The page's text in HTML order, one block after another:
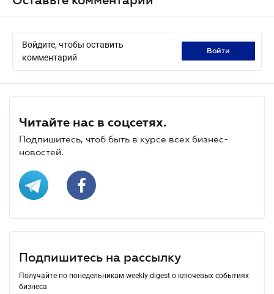
Войдите, чтобы оставить
комментарий
войти
Читайте нас в соцсетях.
Подпишитесь, чтоб быть в курсе всех бизнес-
новостей.
Подпишитесь на рассылку
Получайте по понедельникам weekly-digest о ключевых событиях
бизнеса